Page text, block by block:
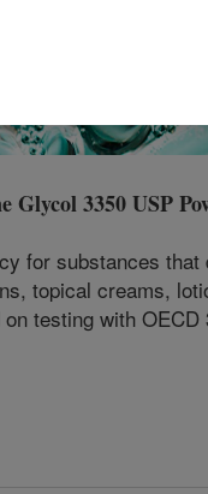
3350 USP
for substances
topical creams,
testing with OECD